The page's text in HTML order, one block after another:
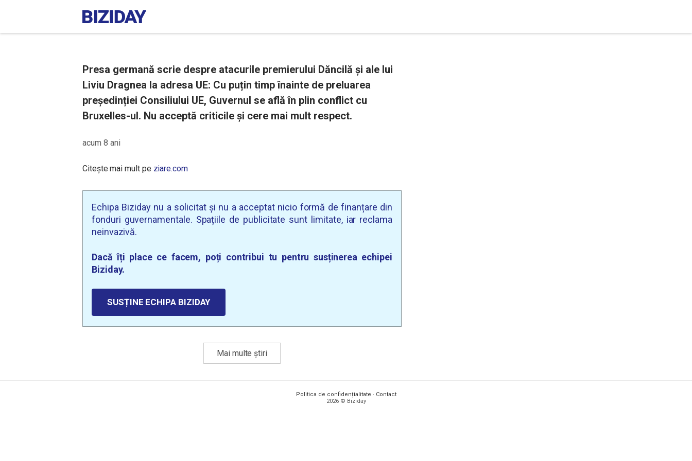
Presa germană scrie despre atacurile premierului Dăncilă și ale lui
Liviu Dragnea la adresa UE: Cu puțin timp înainte de preluarea
președinției Consiliului UE, Guvernul se află în plin conflict cu
Bruxelles-ul. Nu acceptă criticile și cere mai mult respect.
acum 8 ani
Citește mai mult pe ziare.com
Echipa Biziday nu a solicitat și nu a acceptat nicio formă de finanțare din
fonduri guvernamentale. Spațiile de publicitate sunt limitate, iar reclama
neinvazivă.
Dacă îți place ce facem, poți contribui tu pentru susținerea echipei
Biziday.
SUSȚINE ECHIPA BIZIDAY
Mai multe știri
Politica de confidențialitate · Contact
2026 © Biziday